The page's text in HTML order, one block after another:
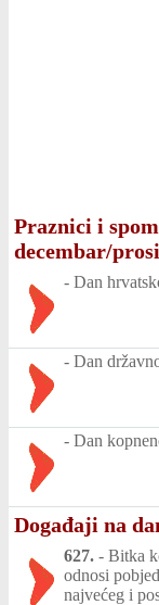
Praznici i
decembar/
- Dan
- Dan
- Dan
Događaji na
627. - Bitka
odnosi
najvećeg i